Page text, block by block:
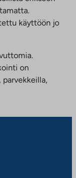
käyttöön jo
on
parvekkeilla,